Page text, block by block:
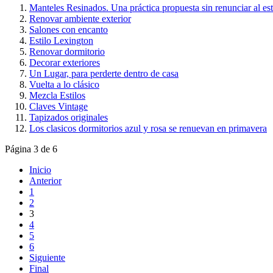
Manteles Resinados. Una práctica propuesta sin renunciar al
Renovar ambiente exterior
Salones con encanto
Estilo Lexington
Renovar dormitorio
Decorar exteriores
Un Lugar, para perderte dentro de casa
Vuelta a lo clásico
Mezcla Estilos
Claves Vintage
Tapizados originales
Los clasicos dormitorios azul y rosa se renuevan en primavera
Página 3 de 6
Inicio
Anterior
1
2
3
4
5
6
Siguiente
Final